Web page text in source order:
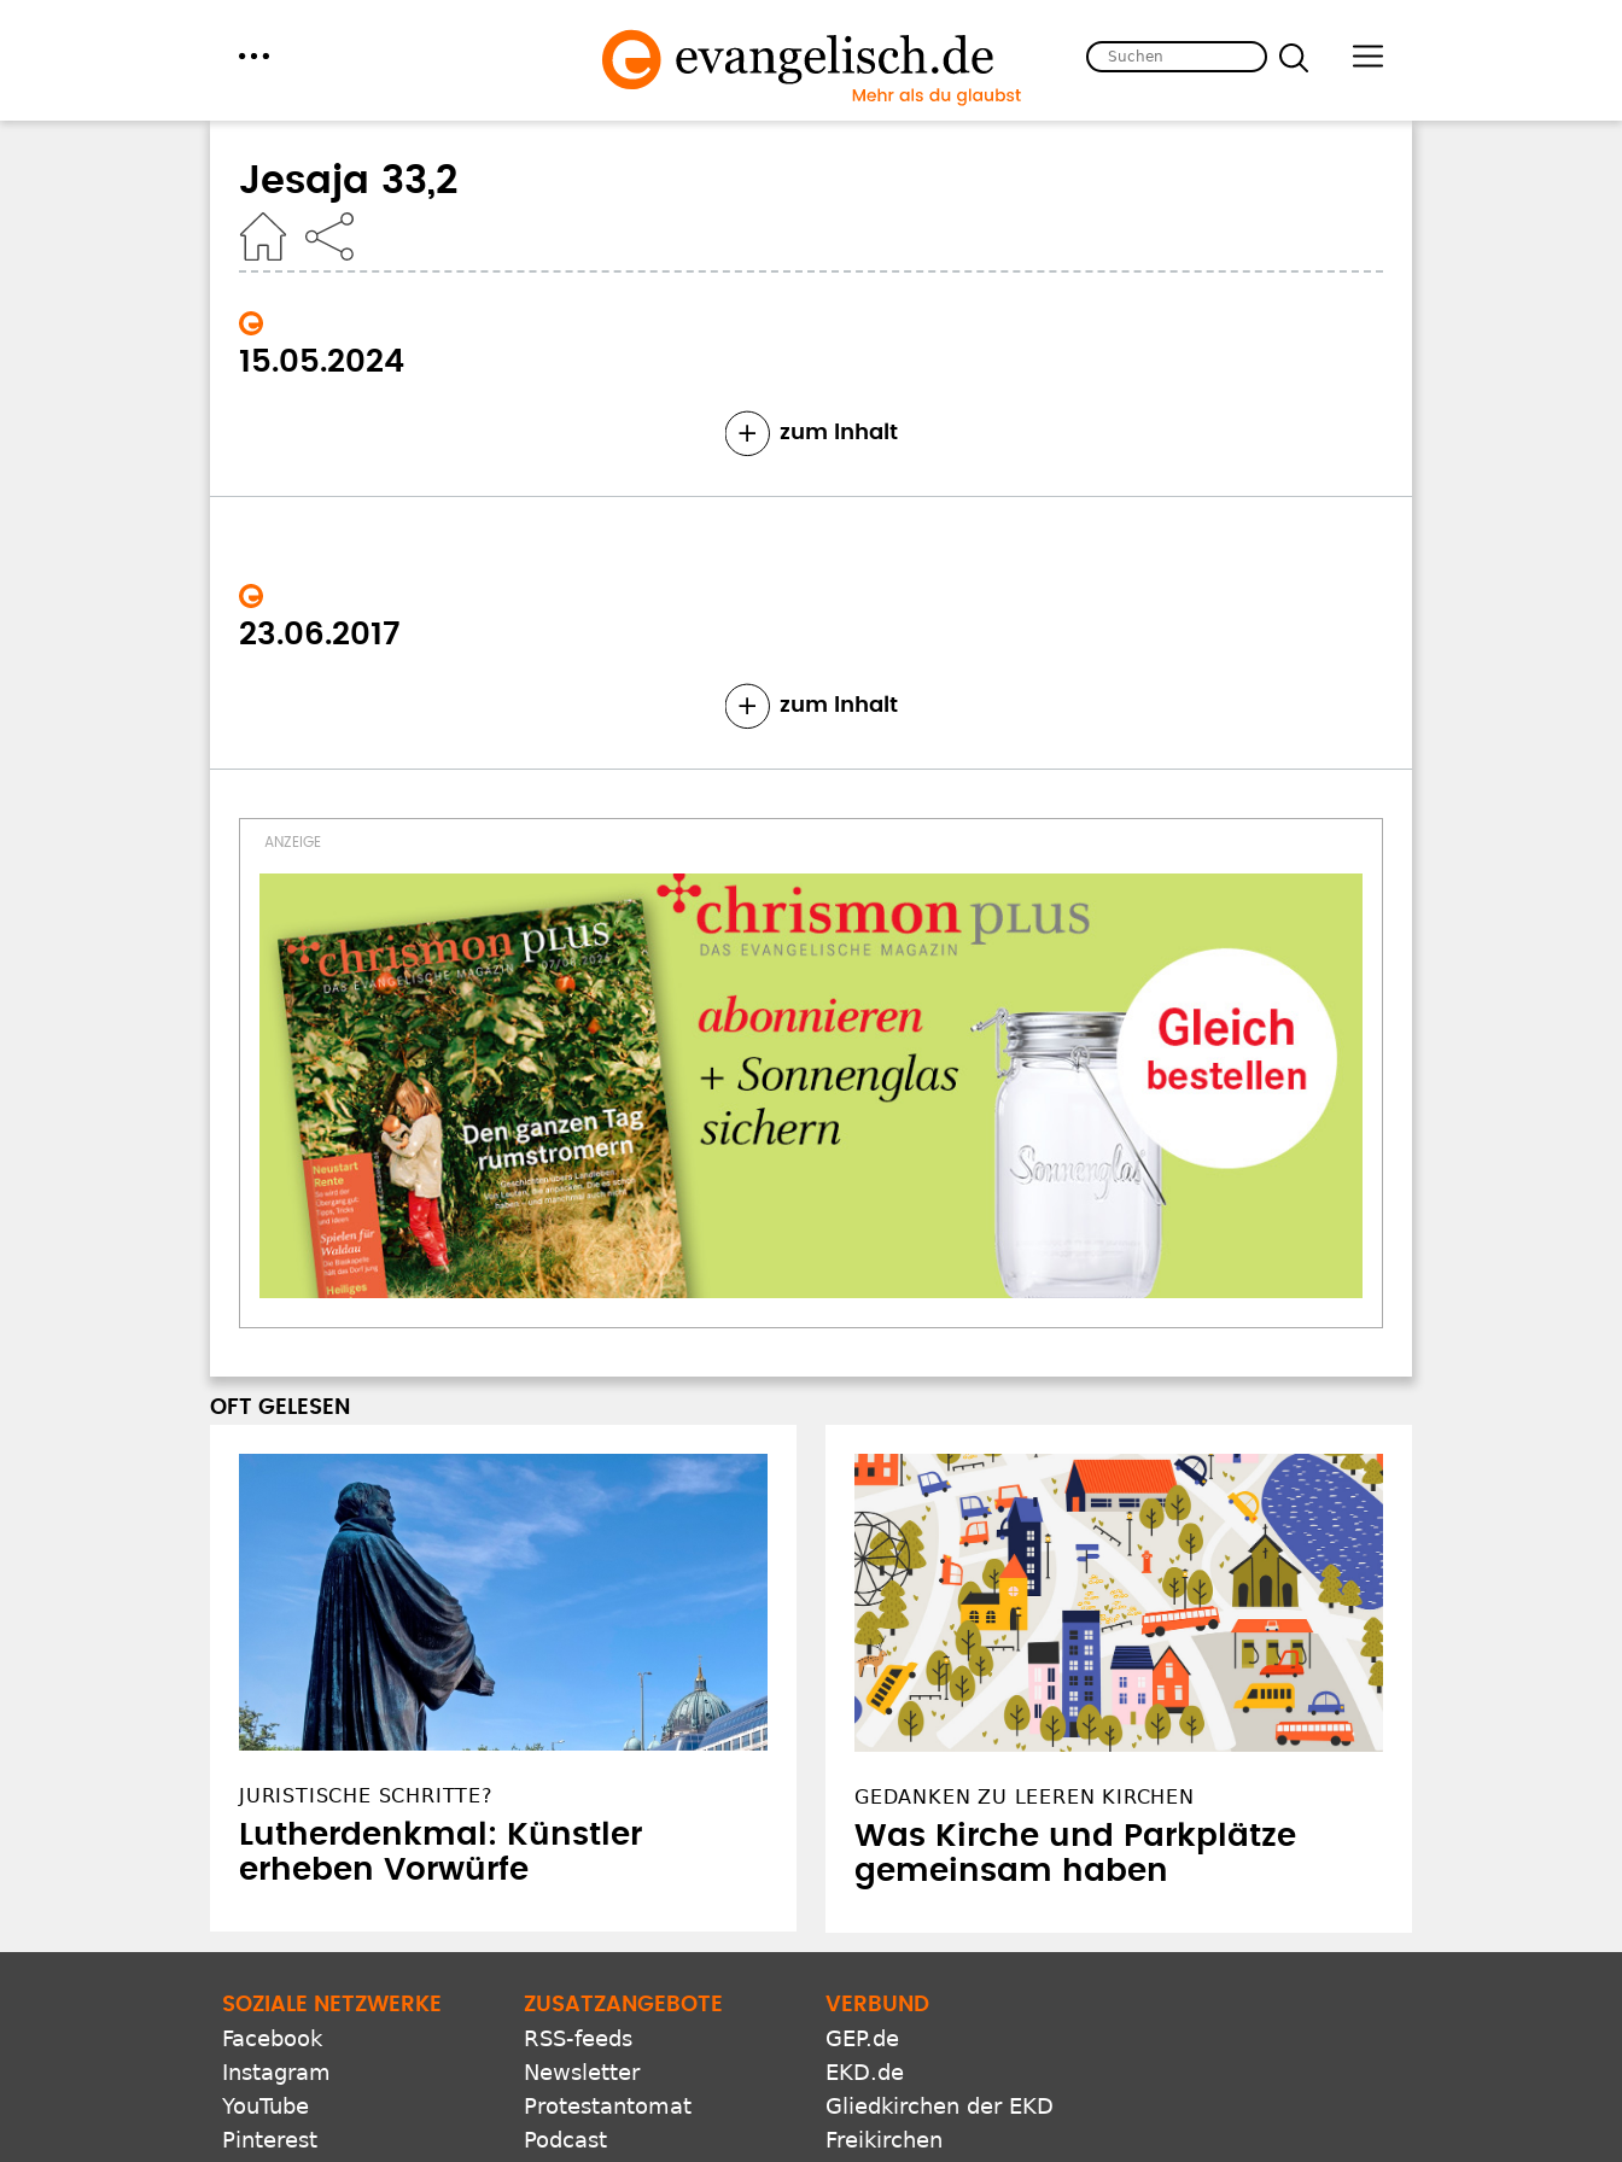
Jesaja 33,2
15.05.2024
zum Inhalt
23.06.2017
zum Inhalt
OFT GELESEN
JURISTISCHE SCHRITTE?
Lutherdenkmal: Künstler
erheben Vorwürfe
GEDANKEN ZU LEEREN KIRCHEN
Was Kirche und Parkplätze
gemeinsam haben
SOZIALE NETZWERKE
Facebook
Instagram
YouTube
Pinterest
ZUSATZANGEBOTE
RSS-feeds
Newsletter
Protestantomat
Podcast
VERBUND
GEP.de
EKD.de
Gliedkirchen der EKD
Freikirchen